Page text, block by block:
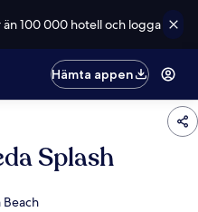
än 100 000 hotell och logga
Hämta appen
Splash
Beach